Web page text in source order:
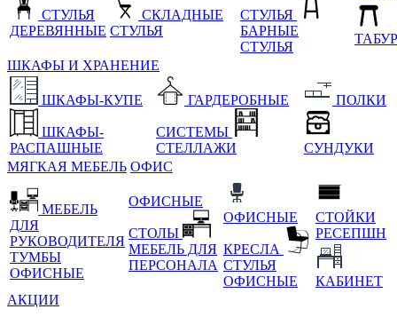
СТУЛЬЯ
ДЕРЕВЯННЫЕ
СКЛАДНЫЕ
СТУЛЬЯ
СТУЛЬЯ
БАРНЫЕ
СТУЛЬЯ
ШКАФЫ И ХРАНЕНИЕ
ШКАФЫ-КУПЕ
ШКАФЫ-
РАСПАШНЫЕ
ГАРДЕРОБНЫЕ
СИСТЕМЫ
СТЕЛЛАЖИ
ПОЛКИ
СУНДУКИ
МЯГКАЯ МЕБЕЛЬ ОФИС
МЕБЕЛЬ
ДЛЯ
РУКОВОДИТЕЛЯ
ТУМБЫ
ОФИСНЫЕ
ОФИСНЫЕ
СТОЛЫ
МЕБЕЛЬ ДЛЯ
ПЕРСОНАЛА
ОФИСНЫЕ
КРЕСЛА
СТУЛЬЯ
ОФИСНЫЕ
СТОЙКИ
РЕСЕПШН
КАБИНЕТ
АКЦИИ